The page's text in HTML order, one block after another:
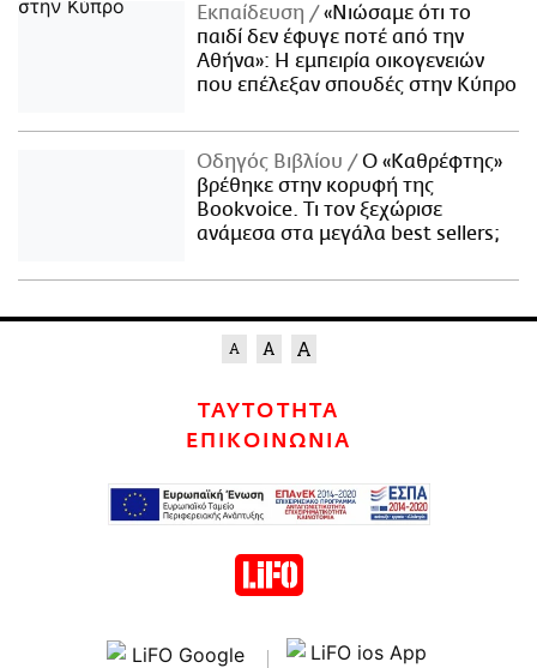
Εκπαίδευση
«Νιώσαμε ότι το
παιδί δεν έφυγε ποτέ από την
Αθήνα»: Η εμπειρία οικογενειών
που επέλεξαν σπουδές στην Κύπρο
Οδηγός Βιβλίου
Ο «Καθρέφτης»
βρέθηκε στην κορυφή της
Bookvoice. Τι τον ξεχώρισε
ανάμεσα στα μεγάλα best sellers;
ΤΑΥΤΟΤΗΤΑ
ΕΠΙΚΟΙΝΩΝΙΑ